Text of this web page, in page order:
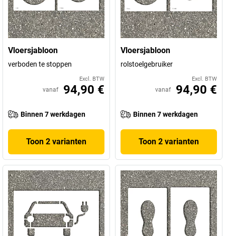
Vloersjabloon
verboden te stoppen
Excl. BTW
vanaf 94,90 €
Binnen 7 werkdagen
Toon 2 varianten
Vloersjabloon
rolstoelgebruiker
Excl. BTW
vanaf 94,90 €
Binnen 7 werkdagen
Toon 2 varianten